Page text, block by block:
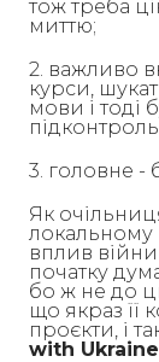
тож треба
миттю;
2. важливо
курси,
мови і тоді
3. головне -
Як
локальному
вплив війни
початку
бо ж не до
що якраз її
проєкти, і
with Ukraine